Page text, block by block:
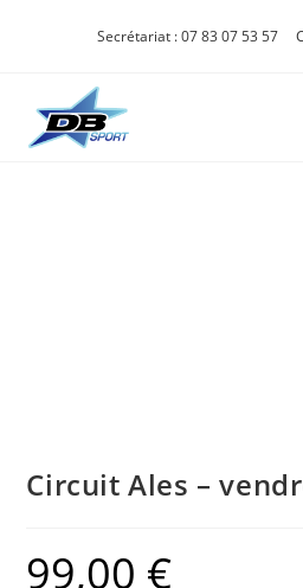
Secrétariat : 07 83 07 53 57
Circuit Ales –
99,00 €